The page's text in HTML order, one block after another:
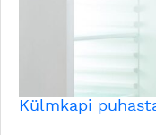
Külmkapi